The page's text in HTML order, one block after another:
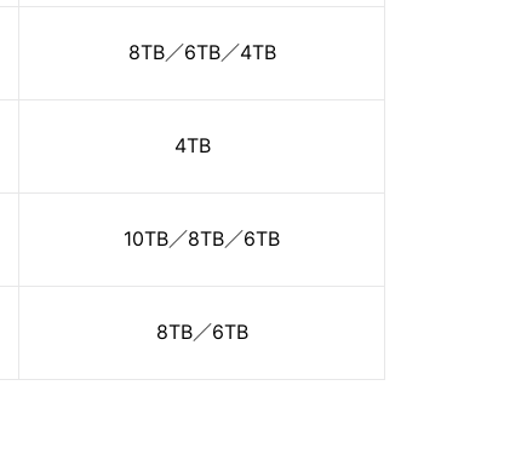
8TB／6TB／4TB
4TB
10TB／8TB／6TB
8TB／6TB